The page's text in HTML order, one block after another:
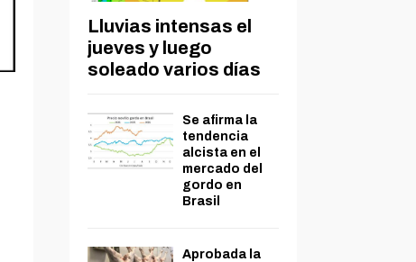
Lluvias intensas el
jueves y luego
soleado varios días
Se afirma la
tendencia
alcista en el
mercado del
gordo en
Brasil
Aprobada la